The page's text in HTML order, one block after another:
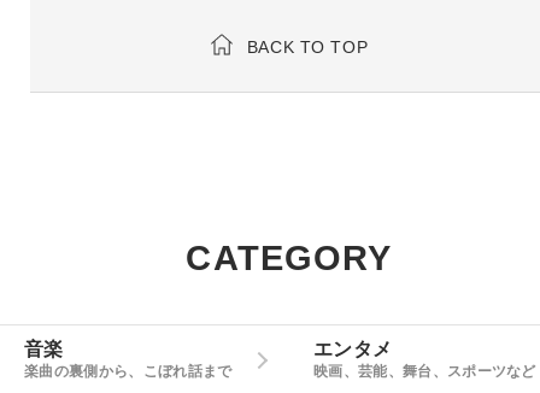
BACK TO TOP
CATEGORY
音楽
楽曲の裏側から、こぼれ話まで
エンタメ
映画、芸能、舞台、スポーツなど